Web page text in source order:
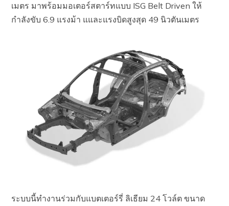
เมตร มาพร้อมมอเตอร์สตาร์ทแบบ ISG Belt Driven ให้
กำลังขับ 6.9 แรงม้า แและแรงบิดสูงสุด 49 นิวตันเมตร
ระบบนี้ทำงานร่วมกับแบตเตอร์รี่ ลิเธียม 24 โวล์ต ขนาด